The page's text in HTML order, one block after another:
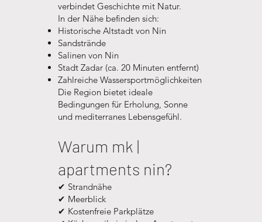
verbindet Geschichte mit Natur.
In der Nähe befinden sich:
Historische Altstadt von Nin
Sandstrände
Salinen von Nin
Stadt Zadar (ca. 20 Minuten entfernt)
Zahlreiche Wassersportmöglichkeiten
Die Region bietet ideale
Bedingungen für Erholung, Sonne
und mediterranes Lebensgefühl.
Warum mk |
apartments nin?
✔ Strandnähe
✔ Meerblick
✔ Kostenfreie Parkplätze